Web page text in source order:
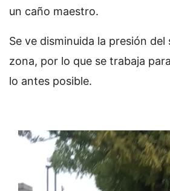
un caño maestro.
Se ve disminuida la presión del
zona, por lo que se trabaja
lo antes posible.